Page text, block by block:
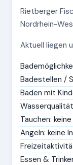
Rietberger
Nordrhein-
Aktuell liegen
Badestellen /
Baden mit
Tauchen:
Angeln: keine
Essen &